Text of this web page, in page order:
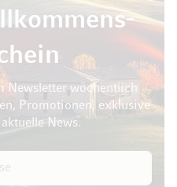
Newsletter wöchentlich
Promotionen, exklusive
News.